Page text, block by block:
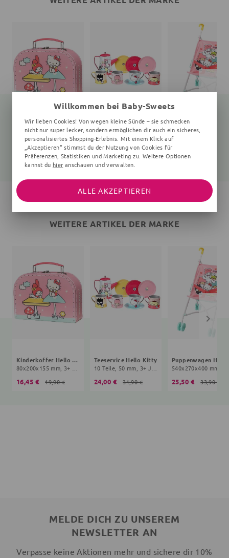
Kinderkoffer Hello Kitty
16,45 € 19,90 €
Teeservice Hello Kitty
10 Teile, 50 mm, 3+ Jahre, bunt
24,00 € 31,90 € 25,50 €
WEITERE ARTIKEL DER MARKE
Kinderkoffer Hello Kitty
80x200x155 mm, 3+ Jahre, rosa
16,45 € 19,90 €
Teeservice Hello Kitty
10 Teile, 50 mm, 3+ Jahre, bunt
24,00 € 31,90 € 25,50 € 33,90 €
MELDE DICH ZU UNSEREM
NEWSLETTER AN
Verpasse keine Aktionen mehr und sichere dir 10%
Willkommen bei Baby-Sweets
Wir lieben Cookies! Von wegen kleine Sünde – sie schmecken
nicht nur super lecker, sondern ermöglichen dir auch ein sicheres,
personalisiertes Shopping-Erlebnis. Mit einem Klick auf
„Akzeptieren“ stimmst du der Nutzung von Cookies für
Präferenzen, Statistiken und Marketing zu. Weitere Optionen
kannst du hier anschauen und verwalten.
ALLE AKZEPTIEREN